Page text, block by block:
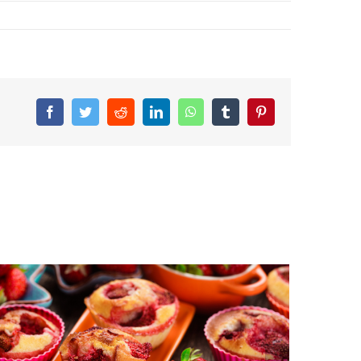
FacebookTwitterRedditLinkedInWhatsAppTumblr